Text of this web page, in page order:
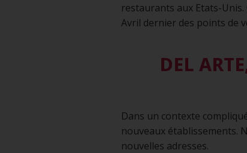
restaurants aux Etats-
Avril dernier des points de
DEL
Dans un contexte
nouveaux établissements.
nouvelles adresses.